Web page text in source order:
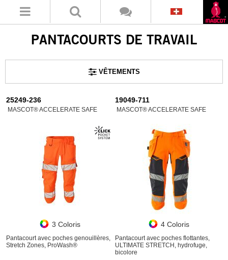
PANTACOURTS DE TRAVAIL
VÊTEMENTS
25249-236
MASCOT® ACCELERATE SAFE
3 Coloris
Pantacourt avec poches genouillères,
Stretch Zones, ProWash®
19049-711
MASCOT® ACCELERATE SAFE
4 Coloris
Pantacourt avec poches flottantes,
ULTIMATE STRETCH, hydrofuge,
bicolore